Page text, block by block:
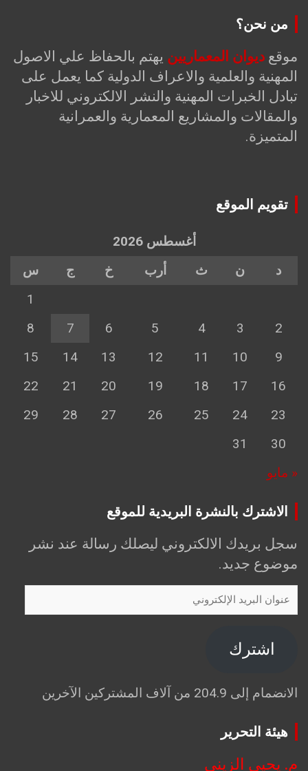
من نحن؟
موقع ديوان المعماريين يهتم بالحفاظ علي الاصول
المهنية والعلمية والاعراف الدولية كما يعمل على
تبادل الخبرات المهنية والنشر الالكتروني للاخبار
والمقالات والمشاريع المعمارية والعمرانية
المتميزة.
تقويم الموقع
أغسطس 2026
د
ن ث أرب خ ج
س
1
2
3
4
5
6
7
8
9
10
11
12
13
14
15
16
17
18
19
20
21
22
23
24
25
26
27
28
29
30
31
« مايو
الاشترك بالنشرة البريدية للموقع
سجل بريدك الالكتروني ليصلك رسالة عند نشر
موضوع جديد.
عنوان
البريد
اشترك
الانضمام إلى 204.9 من آلاف المشتركين الآخرين
هيئة التحرير
م. يحيى الزيني